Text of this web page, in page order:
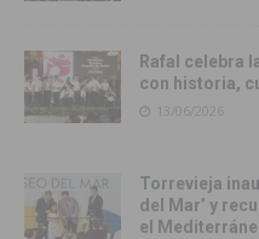
Rafal celebra
con historia,
13/06/2026
Torrevieja
del Mar’ y
el